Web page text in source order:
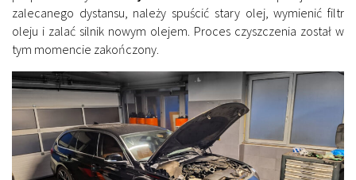
zalecanego dystansu, należy spuścić stary olej, wymienić filtr
oleju i zalać silnik nowym olejem. Proces czyszczenia został w
tym momencie zakończony.